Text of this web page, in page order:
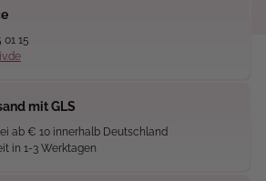
01 15
mit GLS
ab € 10 innerhalb Deutschland
in 1-3 Werktagen